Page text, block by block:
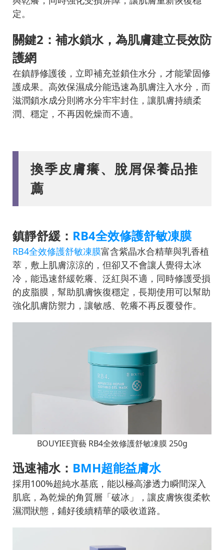
定。
關鍵2：補水鎖水，為肌膚建立長效防
護網
在鎮靜修護後，立即補充並鎖住水分，才能鞏固修
護成果。高效保濕成分能迅速為肌膚注入水分，而
滋潤鎖水成分則將水分牢牢封住，讓肌膚持續柔
潤、穩定，不再因乾燥而不適。
換季皮膚癢、脫屑保養品推
薦
鎮靜舒緩： RB4全效修護舒敏凍膜
RB4全效修護舒敏凍膜富含紫晶水合精華與乳香植
萃，敷上肌膚涼涼的，但卻又不會讓人覺得太冰
冷，能迅速舒緩乾癢、泛紅與不適，同時修護受損
的皮脂膜，幫助肌膚恢復穩定，長期使用可以幫助
強化肌膚防禦力，讓敏感、乾癢不再反覆發作。
BOUYIEE寶藝RB4全效修護舒敏凍膜250g
迅速補水： BMH超能益膚水
採用100%超純水基底，能以極高滲透力瞬間深入
肌底，為乾燥的角質層「破冰」，讓皮膚恢復柔軟
濕潤狀態，鋪好後續精華的吸收道路。